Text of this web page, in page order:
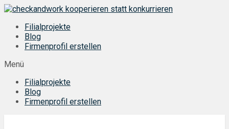
Zum
springenFilialprojekte
Blog
Firmenprofil erstellen
Menü
Filialprojekte
Blog
Firmenprofil erstellen